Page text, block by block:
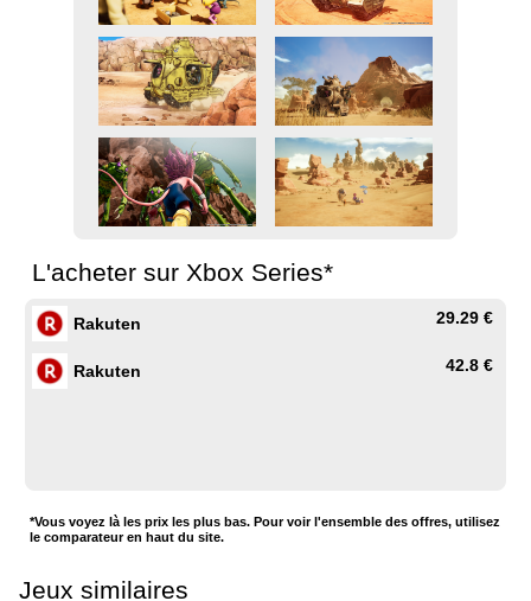
L'acheter sur Xbox Series*
Rakuten 29.29 €
Rakuten 42.8 €
*Vous voyez là les prix les plus bas. Pour voir l'ensemble des offres, utilisez
le comparateur en haut du site.
Jeux similaires